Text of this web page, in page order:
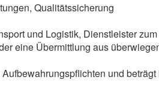
Qualitätssicherung
und Logistik, Dienstleister
eine Übermittlung aus
und